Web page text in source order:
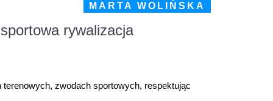
MARTA WOLIŃSKA
rywalizacja
zwodach sportowych, respektując